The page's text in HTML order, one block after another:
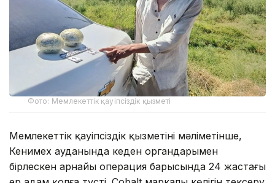
Фото: Мемлекеттік қауіпсіздік қызметі
Мемлекеттік қауіпсіздік қызметінің мәліметінше,
Кенимех ауданында кеден органдарымен
бірлескен арнайы операция барысында 24 жастағы